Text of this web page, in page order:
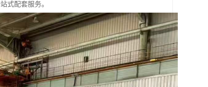
式配套服务。